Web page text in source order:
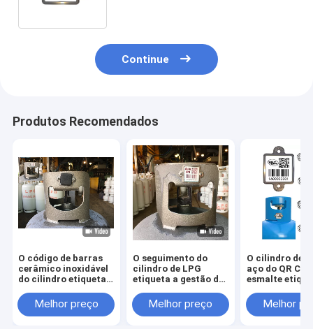
Continue
Produtos Recomendados
O código de barras
cerâmico inoxidável
do cilindro etiqueta
com a tampa de
borracha
Melhor preço
O seguimento do
cilindro de LPG
etiqueta a gestão de
resistência térmica
da prova
Melhor preço
O cilindro de
aço do QR
esmalte
corrosão
Melhor